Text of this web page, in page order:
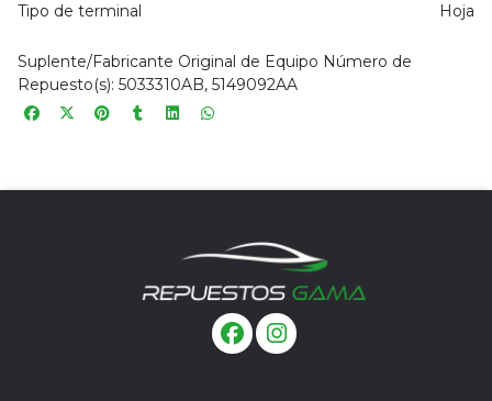
Tipo de terminal
Hoja
Suplente/Fabricante Original de Equipo Número de
Repuesto(s): 5033310AB, 5149092AA